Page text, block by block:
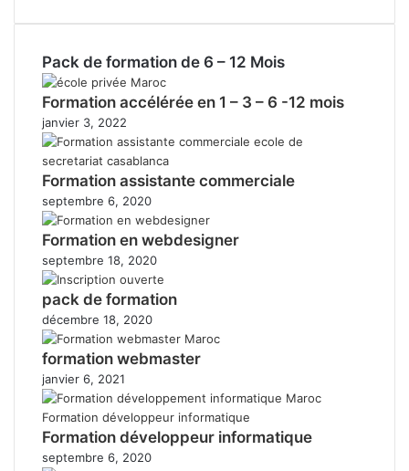
Pack de formation de 6 – 12 Mois
Formation accélérée en 1 – 3 – 6 -12 mois
janvier 3, 2022
Formation assistante commerciale
septembre 6, 2020
Formation en webdesigner
septembre 18, 2020
pack de formation
décembre 18, 2020
formation webmaster
janvier 6, 2021
Formation développeur informatique
septembre 6, 2020